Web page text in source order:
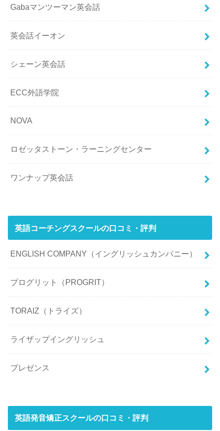
Gabaマンツーマン英会話
英会話イーオン
シェーン英会話
ECC外語学院
NOVA
ロゼッタストーン・ラーニングセンター
ワンナップ英会話
英語コーチングスクールの口コミ・評判
ENGLISH COMPANY（イングリッシュカンパニー）
プログリット（PROGRIT）
TORAIZ（トライズ）
ライザップイングリッシュ
プレゼンス
英語発音矯正スクールの口コミ・評判